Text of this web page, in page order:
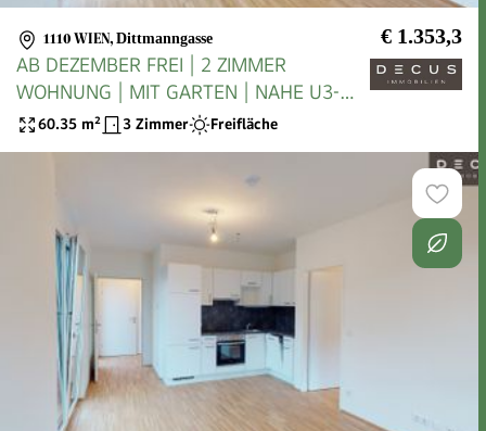
1110 WIEN, Dittmanngasse € 1.353,3
AB DEZEMBER FREI | 2 ZIMMER
WOHNUNG | MIT GARTEN | NAHE U3-
STATION ENKPLATZ
60.35 m² 3 Zimmer Freifläche